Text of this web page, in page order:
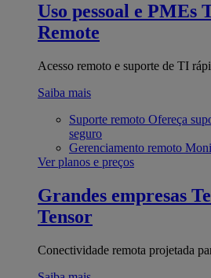
Uso pessoal e PMEs
Remote
Acesso remoto e suporte de TI
Saiba mais
Suporte remoto Ofereça
seguro
Gerenciamento remoto
Ver planos e preços
Grandes empresas
Tensor
Conectividade remota projetada